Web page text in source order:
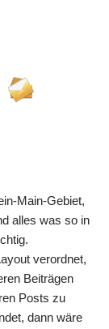
Main-Gebiet,
alles was so in
verordnet,
Beiträgen
Posts zu
dann wäre